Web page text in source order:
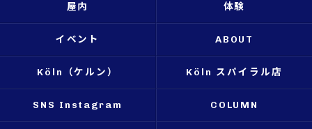
屋内 体験
イベント ABOUT
Köln（ケルン） Köln スパイラル店
SNS Instagram COLUMN